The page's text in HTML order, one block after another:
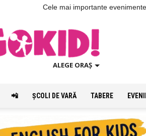
Cele mai importante
ALEGE ORAȘ
📲 ŞCOLI DE VARĂ TABERE